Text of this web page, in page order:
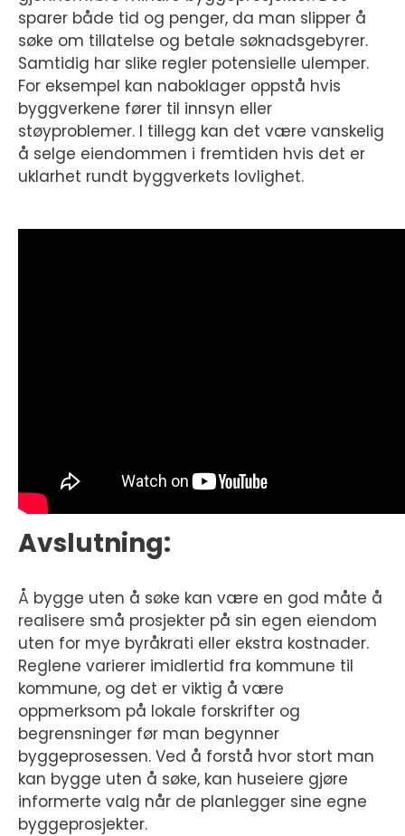
sparer både tid og penger, da man slipper å
søke om tillatelse og betale søknadsgebyrer.
Samtidig har slike regler potensielle ulemper.
For eksempel kan naboklager oppstå hvis
byggverkene fører til innsyn eller
støyproblemer. I tillegg kan det være vanskelig
å selge eiendommen i fremtiden hvis det er
uklarhet rundt byggverkets lovlighet.
Avslutning:
Å bygge uten å søke kan være en god måte å
realisere små prosjekter på sin egen eiendom
uten for mye byråkrati eller ekstra kostnader.
Reglene varierer imidlertid fra kommune til
kommune, og det er viktig å være
oppmerksom på lokale forskrifter og
begrensninger før man begynner
byggeprosessen. Ved å forstå hvor stort man
kan bygge uten å søke, kan huseiere gjøre
informerte valg når de planlegger sine egne
byggeprosjekter.